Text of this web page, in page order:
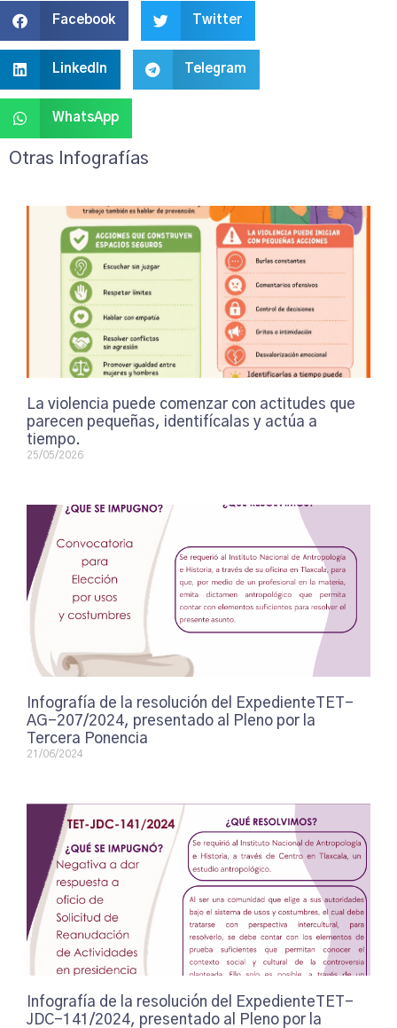
Facebook Twitter
LinkedIn Telegram
WhatsApp
Otras Infografías
La violencia puede comenzar con actitudes que
parecen pequeñas, identifícalas y actúa a
tiempo.
25/05/2026
Infografía de la resolución del ExpedienteTET-
AG-207/2024, presentado al Pleno por la
Tercera Ponencia
21/06/2024
Infografía de la resolución del ExpedienteTET-
JDC-141/2024, presentado al Pleno por la